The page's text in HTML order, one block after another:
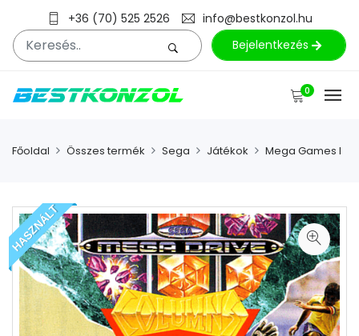
+36 (70) 525 2526
info@bestkonzol.hu
Bejelentkezés
0
Főoldal Összes termék Sega Játékok Mega Games I
HASZNÁLT